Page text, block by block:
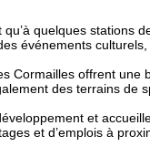
quelques stations
événements culturels,
Cormailles offrent une
des terrains de
et
et d’emplois à